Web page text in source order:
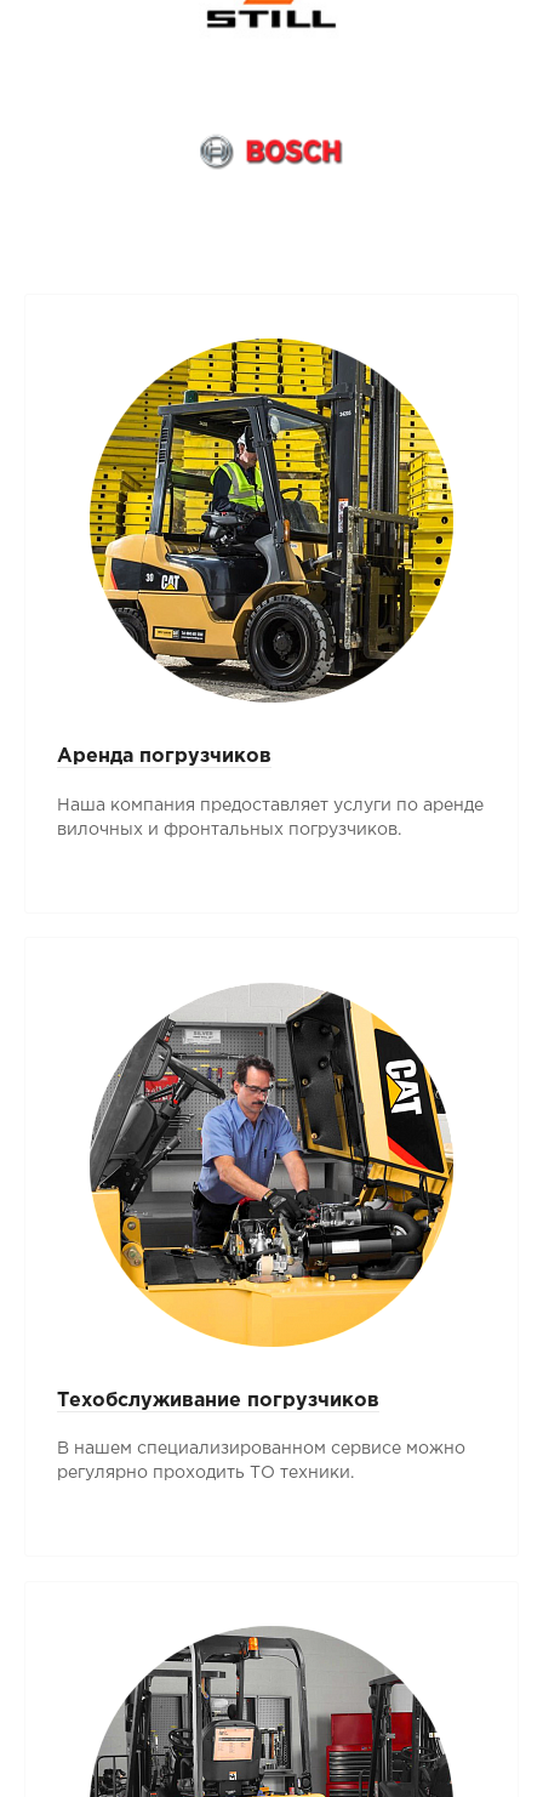
Аренда погрузчиков
Наша компания предоставляет услуги по аренде
вилочных и фронтальных погрузчиков.
Техобслуживание погрузчиков
В нашем специализированном сервисе можно
регулярно проходить ТО техники.